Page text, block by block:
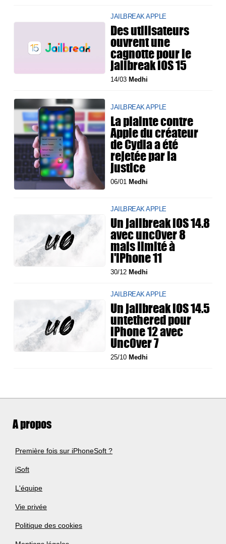
JAILBREAK APPLE
Des utilisateurs
ouvrent une
cagnotte pour le
jailbreak iOS 15
14/03 Medhi
JAILBREAK APPLE
La plainte contre
Apple du créateur
de Cydia a été
rejetée par la
justice
06/01Medhi
JAILBREAK APPLE
Un jailbreak iOS 14.8
avec unc0ver 8
mais limité à
l'iPhone 11
30/12 Medhi
JAILBREAK APPLE
Un jailbreak iOS 14.5
untethered pour
iPhone 12 avec
Unc0ver 7
25/10 Medhi
A propos
Première fois sur iPhoneSoft ?
iSoft
L'équipe
Vie privée
Politique des cookies